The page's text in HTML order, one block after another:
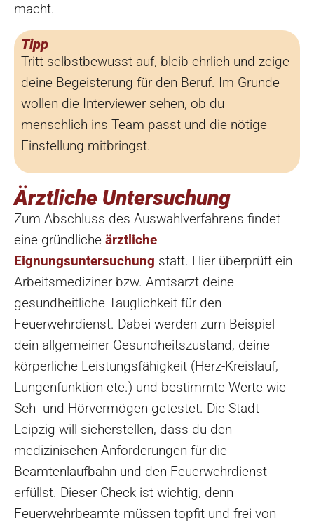
macht.
Tipp
Tritt selbstbewusst auf, bleib ehrlich und zeige
deine Begeisterung für den Beruf. Im Grunde
wollen die Interviewer sehen, ob du
menschlich ins Team passt und die nötige
Einstellung mitbringst.
Ärztliche Untersuchung
Zum Abschluss des Auswahlverfahrens findet
eine gründliche ärztliche
Eignungsuntersuchung statt. Hier überprüft ein
Arbeitsmediziner bzw. Amtsarzt deine
gesundheitliche Tauglichkeit für den
Feuerwehrdienst. Dabei werden zum Beispiel
dein allgemeiner Gesundheitszustand, deine
körperliche Leistungsfähigkeit (Herz-Kreislauf,
Lungenfunktion etc.) und bestimmte Werte wie
Seh- und Hörvermögen getestet. Die Stadt
Leipzig will sicherstellen, dass du den
medizinischen Anforderungen für die
Beamtenlaufbahn und den Feuerwehrdienst
erfüllst. Dieser Check ist wichtig, denn
Feuerwehrbeamte müssen topfit und frei von